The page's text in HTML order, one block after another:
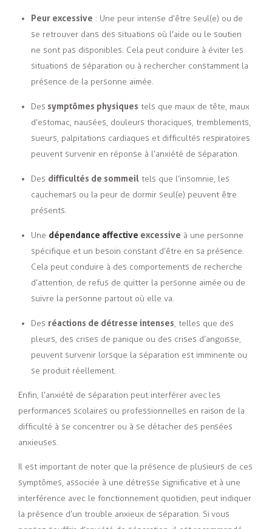
Peur excessive : Une peur intense d’être seul(e) ou de
se retrouver dans des situations où l’aide ou le soutien
ne sont pas disponibles. Cela peut conduire à éviter les
situations de séparation ou à rechercher constamment la
présence de la personne aimée.
Des symptômes physiques tels que maux de tête, maux
d’estomac, nausées, douleurs thoraciques, tremblements,
sueurs, palpitations cardiaques et difficultés respiratoires
peuvent survenir en réponse à l’anxiété de séparation.
Des difficultés de sommeiltels que l’insomnie, les
cauchemars ou la peur de dormir seul(e) peuvent être
présents.
Une dépendance affective excessive à une personne
spécifique et un besoin constant d’être en sa présence.
Cela peut conduire à des comportements de recherche
d’attention, de refus de quitter la personne aimée ou de
suivre la personne partout où elle va.
Des réactions de détresse intenses, telles que des
pleurs, des crises de panique ou des crises d’angoisse,
peuvent survenir lorsque la séparation est imminente ou
se produit réellement.
Enfin, l’anxiété de séparation peut interférer avec les
performances scolaires ou professionnelles en raison de la
difficulté à se concentrer ou à se détacher des pensées
anxieuses.
Il est important de noter que la présence de plusieurs de ces
symptômes, associée à une détresse significative et à une
interférence avec le fonctionnement quotidien, peut indiquer
la présence d’un trouble anxieux de séparation. Si vous